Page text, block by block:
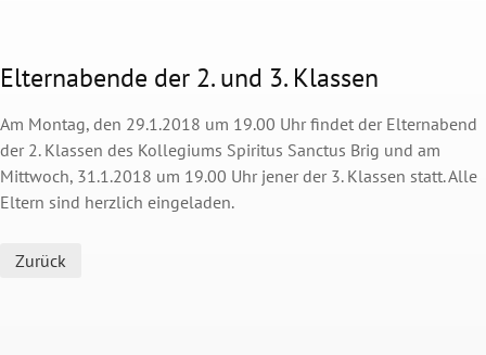
Elternabende der 2. und 3. Klassen
Am Montag, den 29.1.2018 um 19.00 Uhr findet der Elternabend
der 2. Klassen des Kollegiums Spiritus Sanctus Brig und am
Mittwoch, 31.1.2018 um 19.00 Uhr jener der 3. Klassen statt. Alle
Eltern sind herzlich eingeladen.
Zurück